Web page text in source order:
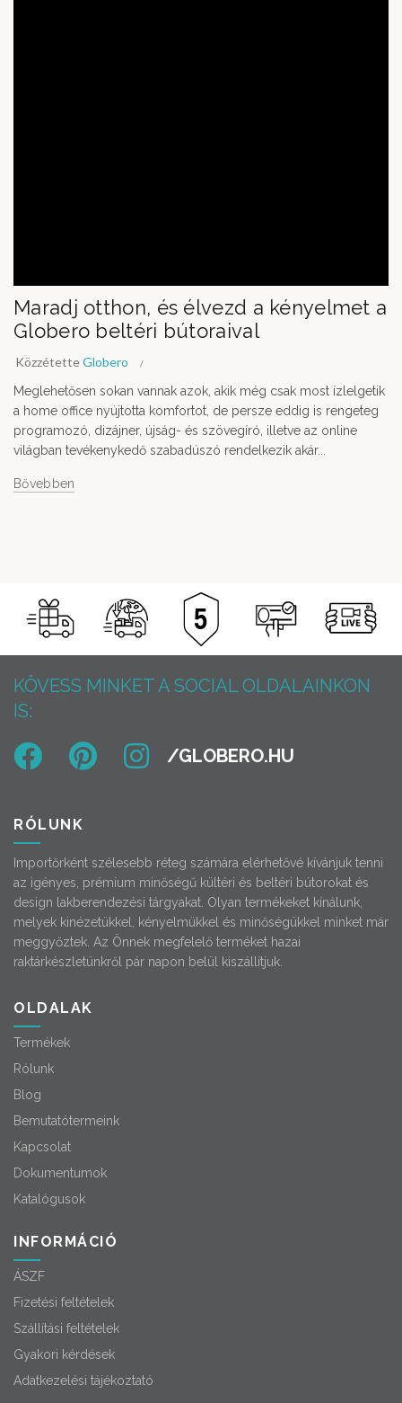
Maradj otthon, és élvezd a kényelmet a
Globero beltéri bútoraival
KözzétetteGlobero
Meglehetősen sokan vannak azok, akik még csak most ízlelgetik
a home office nyújtotta komfortot, de persze eddig is rengeteg
programozó, dizájner, újság- és szövegíró, illetve az online
világban tevékenykedő szabadúszó rendelkezik akár...
Bővebben
KÖVESS MINKET A SOCIAL OLDALAINKON
IS:
RÓLUNK
Importőrként szélesebb réteg számára elérhetővé kívánjuk tenni
az igényes, prémium minőségű kültéri és beltéri bútorokat és
design lakberendezési tárgyakat. Olyan termékeket kínálunk,
melyek kinézetükkel, kényelmükkel és minőségükkel minket már
meggyőztek. Az Önnek megfelelő terméket hazai
raktárkészletünkről pár napon belül kiszállítjuk.
OLDALAK
Termékek
Rólunk
Blog
Bemutatótermeink
Kapcsolat
Dokumentumok
Katalógusok
INFORMÁCIÓ
ÁSZF
Fizetési feltételek
Szállítási feltételek
Gyakori kérdések
Adatkezelési tájékoztató